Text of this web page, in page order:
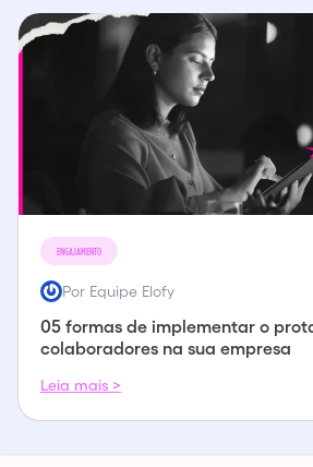
ENGAJAMENTO
Por Equipe Elofy
05 formas de implementar o
colaboradores na sua empresa
Leia mais >